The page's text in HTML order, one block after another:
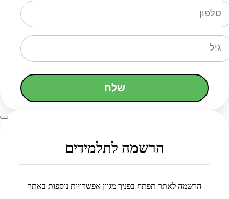
שלח
הרשמה לתלמידים
הרשמה לאתר תפתח בפניך מגוון אפשרויות נוספות באתר